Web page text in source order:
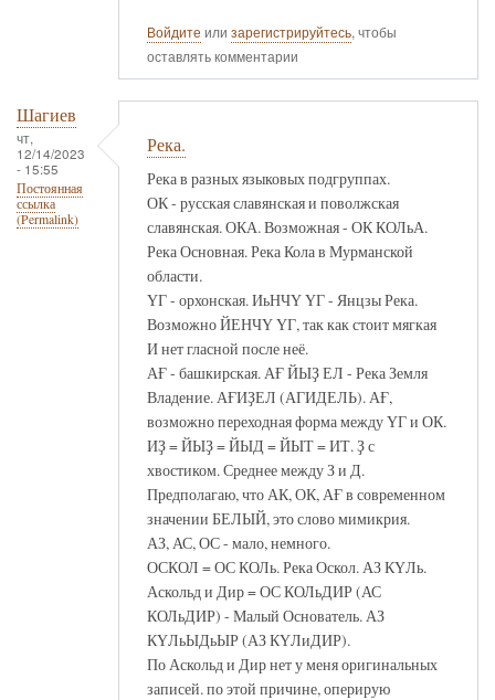
Войдите или зарегистрируйтесь, чтобы
оставлять комментарии
Шагиев
чт,
12/14/2023
- 15:55
Постоянная
ссылка
(Permalink)
Река.
Река в разных языковых подгруппах.
ОК - русская славянская и поволжская
славянская. ОКА. Возможная - ОК КОЛьА.
Река Основная. Река Кола в Мурманской
области.
ҮГ - орхонская. ИьНЧҮ ҮГ - Янцзы Река.
Возможно ЙЕНЧҮ ҮГ, так как стоит мягкая
И нет гласной после неё.
АҒ - башкирская. АҒ ЙЫҘ ЕЛ - Река Земля
Владение. АҒИҘЕЛ (АГИДЕЛЬ). АҒ,
возможно переходная форма между ҮГ и ОК.
ИҘ = ЙЫҘ = ЙЫД = ЙЫТ = ИТ. Ҙ с
хвостиком. Среднее между З и Д.
Предполагаю, что АК, ОК, АҒ в современном
значении БЕЛЫЙ, это слово мимикрия.
АЗ, АС, ОС - мало, немного.
ОСКОЛ = ОС КОЛь. Река Оскол. АЗ КҮЛь.
Аскольд и Дир = ОС КОЛьДИР (АС
КОЛьДИР) - Малый Основатель. АЗ
КҮЛьЫДьЫР (АЗ КҮЛиДИР).
По Аскольд и Дир нет у меня оригинальных
записей. по этой причине, оперирую